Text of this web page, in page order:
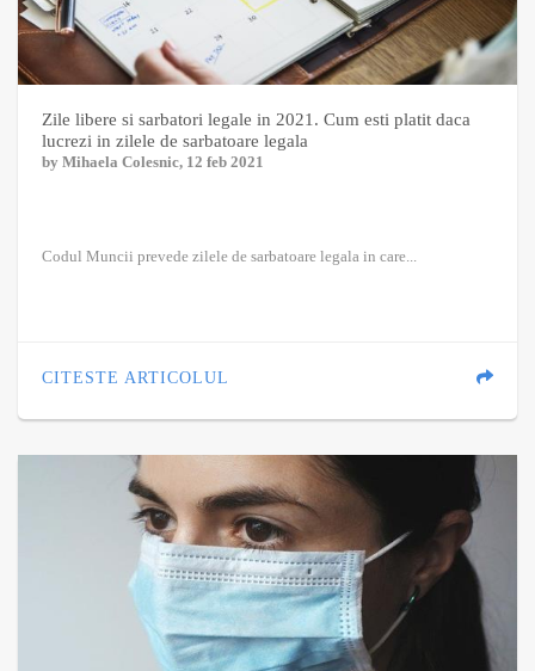
Zile libere si sarbatori legale in 2021. Cum esti platit daca
lucrezi in zilele de sarbatoare legala
by Mihaela Colesnic, 12 feb 2021
Codul Muncii prevede zilele de sarbatoare legala in care...
CITESTE ARTICOLUL